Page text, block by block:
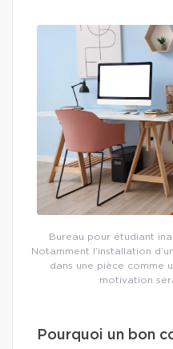
Bureau pour étudiant
Notamment l’installation
dans une pièce comme
motivation
Pourquoi un bon